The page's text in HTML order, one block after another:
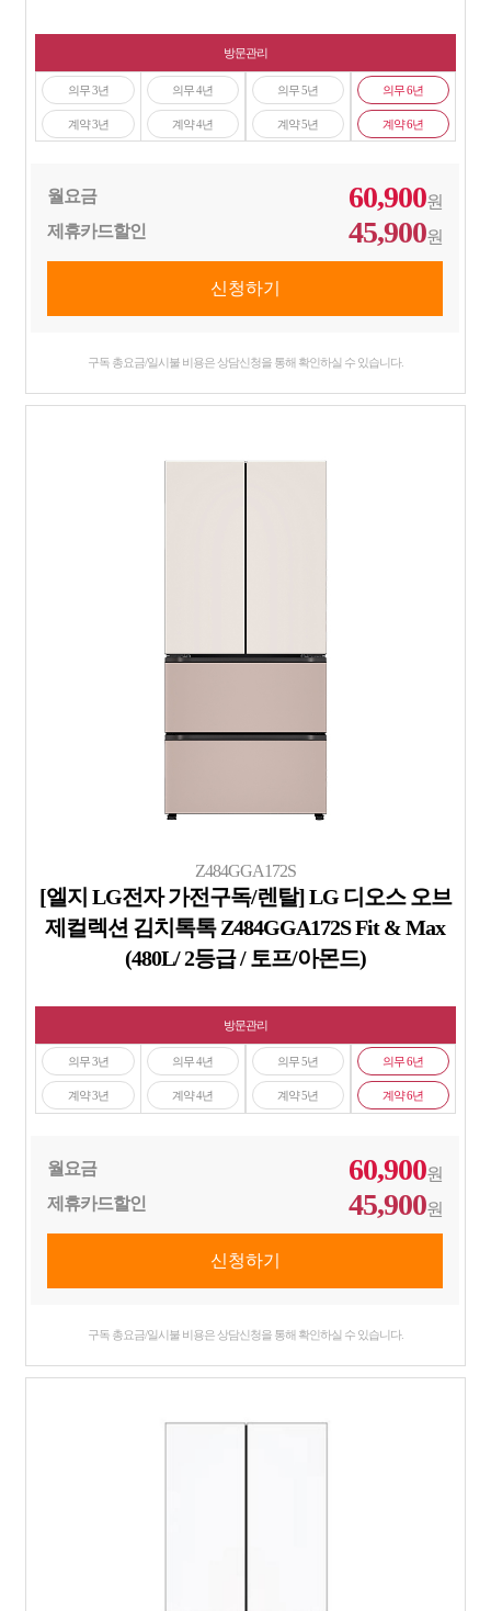
방문관리
의무 3년
계약 3년
의무 4년
계약 4년
의무 5년
계약 5년
의무 6년
계약 6년
월요금 60,900원
제휴카드할인
45,900원
구독 총요금/일시불 비용은 상담신청을 통해 확인하실 수 있습니다.
Z484GGA172S
[엘지 LG전자 가전구독/렌탈] LG 디오스 오브
제컬렉션 김치톡톡 Z484GGA172S Fit & Max
(480L/ 2등급 / 토프/아몬드)
방문관리
의무 3년
계약 3년
의무 4년
계약 4년
의무 5년
계약 5년
의무 6년
계약 6년
월요금 60,900원
제휴카드할인
45,900원
구독 총요금/일시불 비용은 상담신청을 통해 확인하실 수 있습니다.